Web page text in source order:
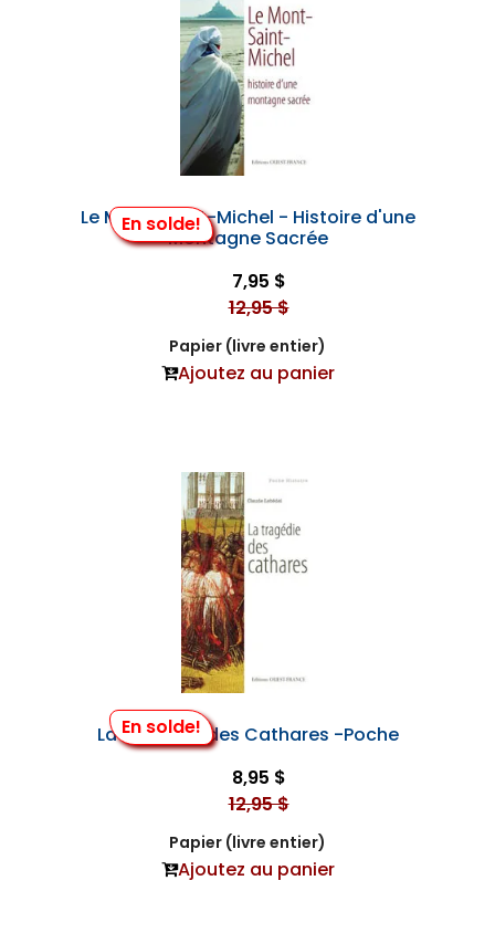
En solde!
Le Mont-Saint-Michel - Histoire d'une
Montagne Sacrée
7,95 $
12,95 $
Papier (livre entier)
Ajoutez au panier
En solde!
La Tragédie des Cathares -Poche
8,95 $
12,95 $
Papier (livre entier)
Ajoutez au panier